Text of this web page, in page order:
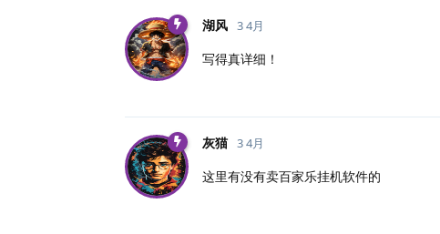
湖风 3 4月
写得真详细！
灰猫 3 4月
这里有没有卖百家乐挂机软件的